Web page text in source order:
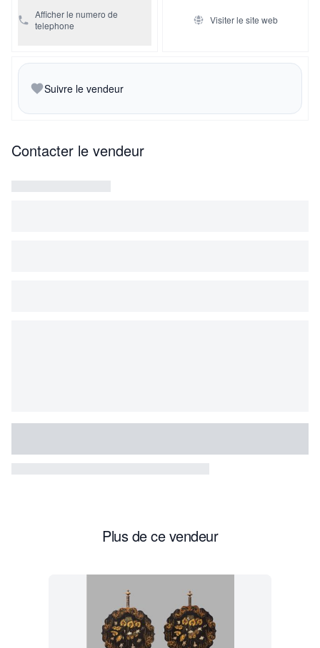
Afficher le numero de
telephone
Visiter le site web
Suivre le vendeur
Contacter le vendeur
Plus de ce vendeur